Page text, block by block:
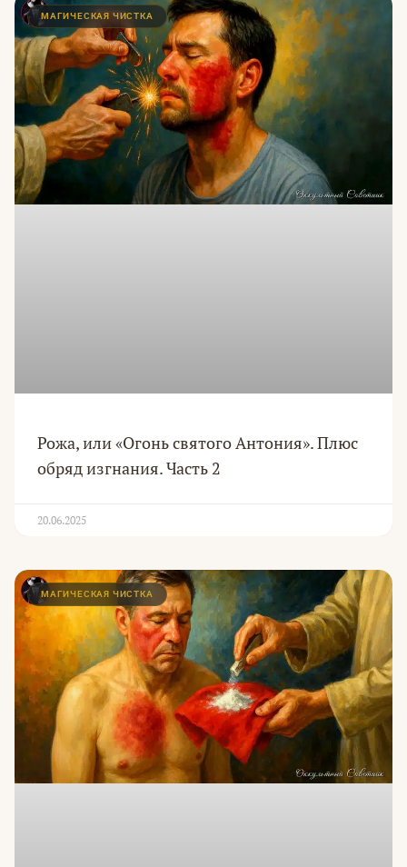
МАГИЧЕСКАЯ ЧИСТКА
Рожа, или «Огонь святого Антония». Плюс
обряд изгнания. Часть 2
20.06.2025
МАГИЧЕСКАЯ ЧИСТКА